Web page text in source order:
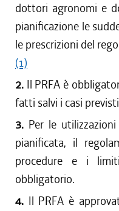
dottori agronomi e
pianificazione le
le prescrizioni del
(1)
2. Il PRFA è
fatti salvi i casi
3. Per le
pianificata, il
procedure e i
obbligatorio.
4. Il PRFA è